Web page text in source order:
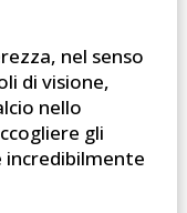
nel senso
di visione,
nello
gli